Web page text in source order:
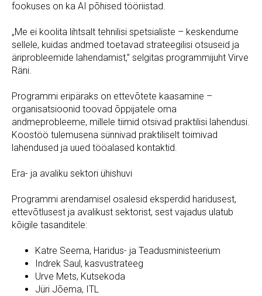
fookuses on ka AI põhised tööriistad.
„Me ei koolita lihtsalt tehnilisi spetsialiste – keskendume
sellele, kuidas andmed toetavad strateegilisi otsuseid ja
äriprobleemide lahendamist,” selgitas programmijuht Virve
Räni.
Programmi eripäraks on ettevõtete kaasamine –
organisatsioonid toovad õppijatele oma
andmeprobleeme, millele tiimid otsivad praktilisi lahendusi.
Koostöö tulemusena sünnivad praktiliselt toimivad
lahendused ja uued tööalased kontaktid.
Era- ja avaliku sektori ühishuvi
Programmi arendamisel osalesid eksperdid haridusest,
ettevõtlusest ja avalikust sektorist, sest vajadus ulatub
kõigile tasanditele:
Katre Seema, Haridus- ja Teadusministeerium
Indrek Saul, kasvustrateeg
Urve Mets, Kutsekoda
Jüri Jõema, ITL